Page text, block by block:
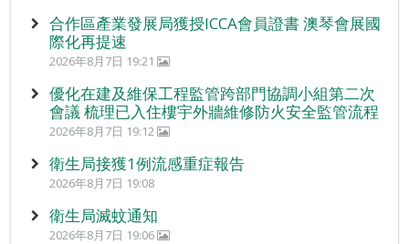
合作區產業發展局獲授ICCA會員證書 澳琴會展國
際化再提速
2026年8月7日 19:21
優化在建及維保工程監管跨部門協調小組第二次
會議 梳理已入住樓宇外牆維修防火安全監管流程
2026年8月7日 19:12
衛生局接獲1例流感重症報告
2026年8月7日 19:08
衛生局滅蚊通知
2026年8月7日 19:06